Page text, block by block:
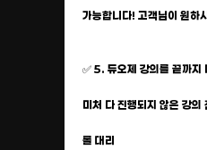
가능합니다! 고객님이 원하
✅ 5. 듀오제 강의를 끝까지
미처 다 진행되지 않은 강의
롤 대리